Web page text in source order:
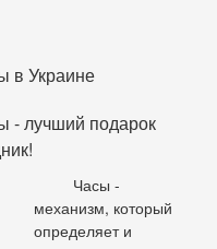
в Украине
- лучший подарок
Часы -
механизм, который
определяет и